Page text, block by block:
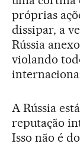
próprias
dissipar, a
Rússia
violando
A Rússia
reputação
Isso não é